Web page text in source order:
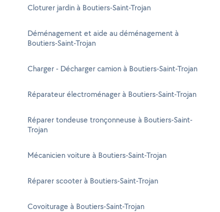
Cloturer jardin à Boutiers-Saint-Trojan
Déménagement et aide au déménagement à
Boutiers-Saint-Trojan
Charger - Décharger camion à Boutiers-Saint-Trojan
Réparateur électroménager à Boutiers-Saint-Trojan
Réparer tondeuse tronçonneuse à Boutiers-Saint-
Trojan
Mécanicien voiture à Boutiers-Saint-Trojan
Réparer scooter à Boutiers-Saint-Trojan
Covoiturage à Boutiers-Saint-Trojan